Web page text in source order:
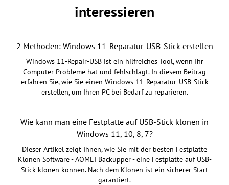
interessieren
2 Methoden: Windows 11-Reparatur-USB-Stick erstellen
Windows 11-Repair-USB ist ein hilfreiches Tool, wenn Ihr
Computer Probleme hat und fehlschlägt. In diesem Beitrag
erfahren Sie, wie Sie einen Windows 11-Reparatur-USB-Stick
erstellen, um Ihren PC bei Bedarf zu reparieren.
Wie kann man eine Festplatte auf USB-Stick klonen in
Windows 11, 10, 8, 7?
Dieser Artikel zeigt Ihnen, wie Sie mit der besten Festplatte
Klonen Software - AOMEI Backupper - eine Festplatte auf USB-
Stick klonen können. Nach dem Klonen ist ein sicherer Start
garantiert.